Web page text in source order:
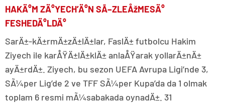
HAKÄ°M ZÄ°YECH’Ä°N SÃ–ZLEÅžMESÄ°
FESHEDÄ°LDÄ°
SarÄ±-kÄ±rmÄ±zÄ±lÄ±lar, FaslÄ± futbolcu Hakim
Ziyech ile karÅŸÄ±lÄ±klÄ± anlaÅŸarak yollarÄ±nÄ±
ayÄ±rdÄ±. Ziyech, bu sezon UEFA Avrupa Ligi’nde 3,
SÃ¼per Lig’de 2 ve TFF SÃ¼per Kupa’da da 1 olmak
toplam 6 resmi mÃ¼sabakada oynadÄ±. 31